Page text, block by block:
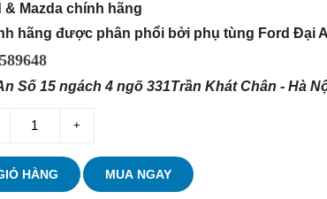
& Mazda chính hãng
hãng được phân phổi bởi phụ tùng Ford Đại
Số 15 ngách 4 ngõ 331Trần Khát Chân - Hà
tang
HÀNG MUA NGAY